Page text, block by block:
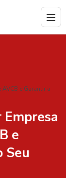
e Garantir a
e
Seu